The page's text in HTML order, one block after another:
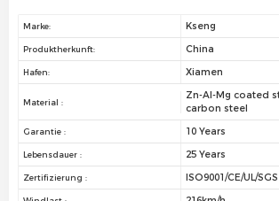
Marke: Kseng
Produktherkunft: China
Hafen: Xiamen
Material :
Zn-Al-Mg coated
carbon steel
Garantie : 10 Years
Lebensdauer : 25 Years
Zertifizierung : ISO9001/CE/UL/SGS